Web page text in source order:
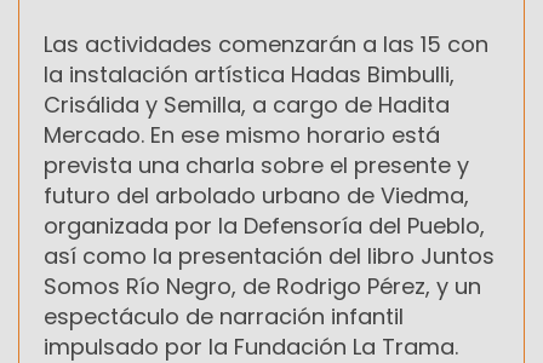
Las actividades comenzarán a las 15 con
la instalación artística Hadas Bimbulli,
Crisálida y Semilla, a cargo de Hadita
Mercado. En ese mismo horario está
prevista una charla sobre el presente y
futuro del arbolado urbano de Viedma,
organizada por la Defensoría del Pueblo,
así como la presentación del libro Juntos
Somos Río Negro, de Rodrigo Pérez, y un
espectáculo de narración infantil
impulsado por la Fundación La Trama.